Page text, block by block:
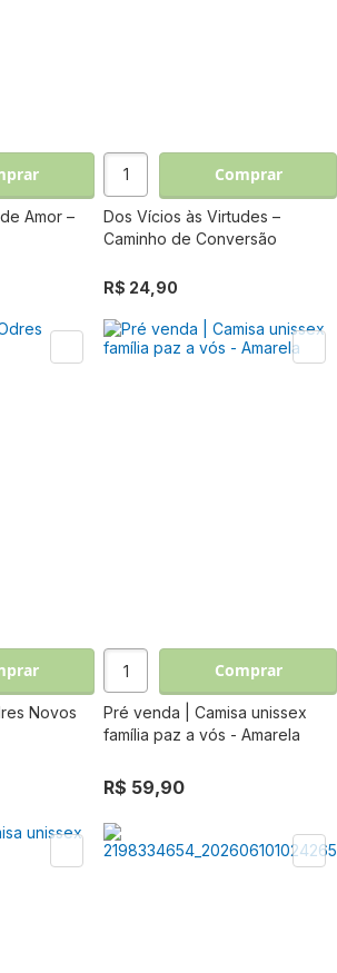
Amor –
Comprar
Dos Vícios às Virtudes –
Caminho de Conversão
R$ 24,90
Novos
Comprar
Pré venda | Camisa unissex
família paz a vós - Amarela
R$ 59,90